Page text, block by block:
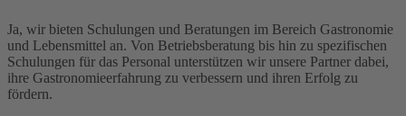
Ja, wir bieten Schulungen und Beratungen im Bereich Gastronomie
und Lebensmittel an. Von Betriebsberatung bis hin zu spezifischen
Schulungen für das Personal unterstützen wir unsere Partner dabei,
ihre Gastronomieerfahrung zu verbessern und ihren Erfolg zu
fördern.